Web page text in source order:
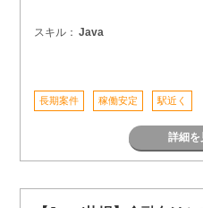
スキル： Java
長期案件 稼働安定 駅近く
詳細を